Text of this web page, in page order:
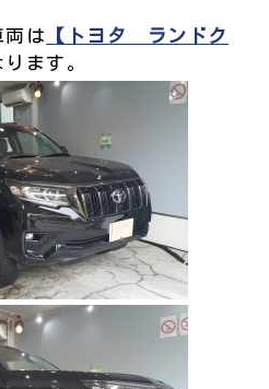
は 【トヨタ ランドク
ます。